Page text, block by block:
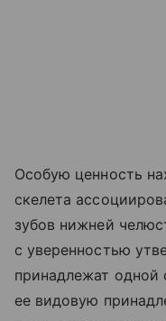
Особую ценность
скелета
зубов нижней
с уверенностью
принадлежат одной
ее видовую